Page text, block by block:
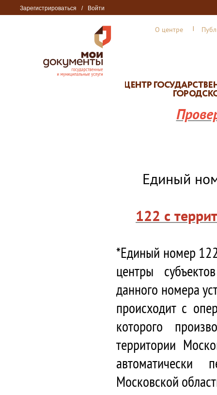
Зарегистрироваться / Войти
О центре
Единый
122 с
*Единый номер
центры
данного номера
происходит с
которого
территории
автоматически
Московской